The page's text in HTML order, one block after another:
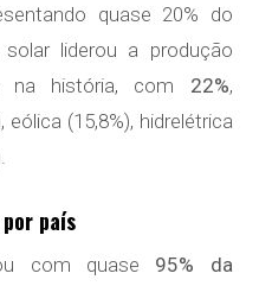
quase 20% do
liderou a produção
na história, com 22%,
(15,8%), hidrelétrica
país
com quase 95% da